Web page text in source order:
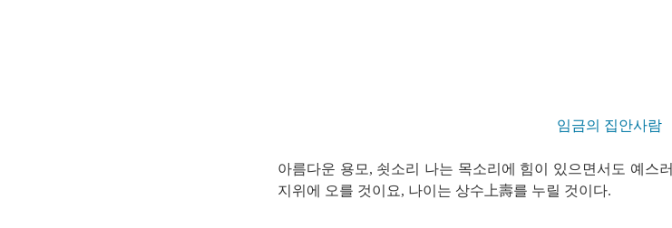
임금의 집안사람
아름다운 용모, 쇳소리 나는 목소리에 힘이 있으면서도 예스
지위에 오를 것이요, 나이는 상수上壽를 누릴 것이다.